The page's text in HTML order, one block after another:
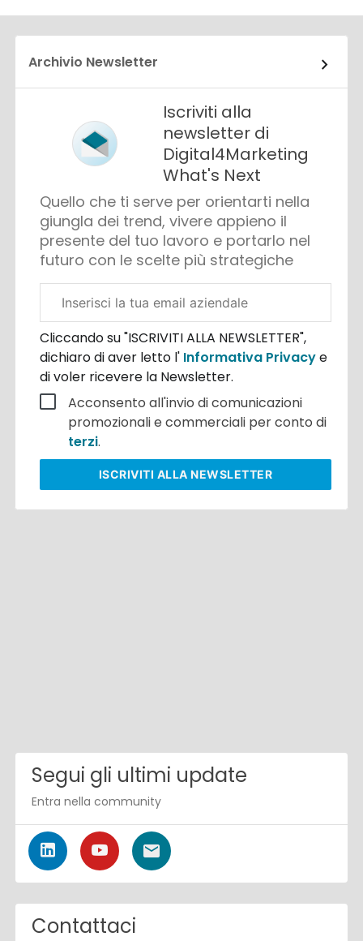
Archivio Newsletter
Iscriviti alla
newsletter di
Digital4Marketing
What's Next
Quello che ti serve per orientarti nella
giungla dei trend, vivere appieno il
presente del tuo lavoro e portarlo nel
futuro con le scelte più strategiche
aziendale
Cliccando su "ISCRIVITI ALLA NEWSLETTER",
dichiaro di aver letto l' Informativa Privacye
di voler ricevere la Newsletter.
Acconsento all'invio di comunicazioni
promozionali e commerciali per conto di
terzi.
ISCRIVITI ALLA NEWSLETTER
Segui gli ultimi update
Entra nella community
Contattaci